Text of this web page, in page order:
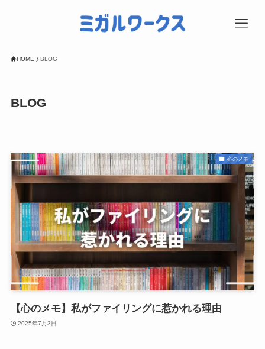
HOME BLOG
BLOG
心のメモ
【心のメモ】私がファイリングに惹かれる理由
2025年7月3日